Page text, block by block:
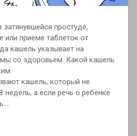
простуде,
или приёме таблеток от
кашель указывает на
со здоровьем. Какой кашель
кашель, который не
недель, а если речь о ребёнке